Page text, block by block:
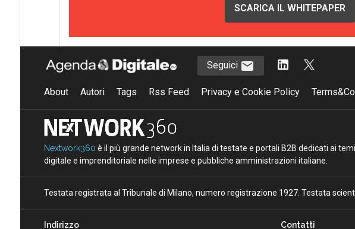
SCARICA IL WHITEPAPER
Seguici
About Autori Tags Rss Feed Privacy e Cookie Policy
Nextwork360 è il più grande network in Italia di testate e portali B2B dedicati ai
digitale e imprenditoriale nelle imprese e pubbliche amministrazioni italiane.
Testata registrata al Tribunale di Milano, numero registrazione 1927. Testata
Indirizzo Contatti